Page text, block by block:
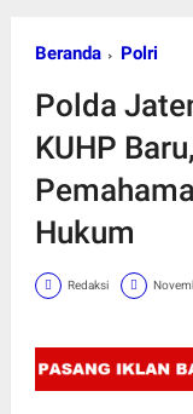
Beranda Polri
Polda
KUHP
Hukum
Redaksi